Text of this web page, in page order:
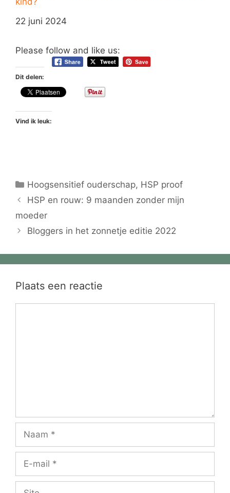
Datum
22 juni 2024
Please follow and like us:
Dit delen:
Vind ik leuk:
Categorieën
Hoogsensitief ouderschap, HSP proof
HSP en rouw: 9 maanden zonder mijn
moeder
Bloggers in het zonnetje editie 2022
Plaats een reactie
Naam
Site